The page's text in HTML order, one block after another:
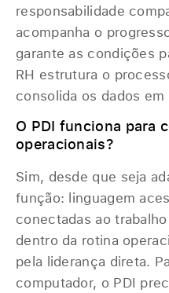
responsabilidade
acompanha o
garante as condições
RH estrutura o
consolida os dados
O PDI funciona para
operacionais?
Sim, desde que seja
função: linguagem
conectadas ao
dentro da rotina
pela liderança direta.
computador, o PDI